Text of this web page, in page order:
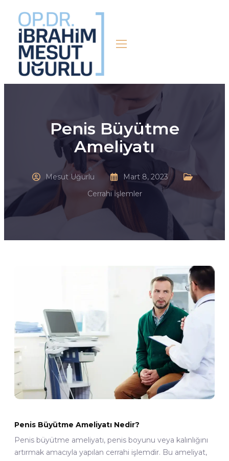
Penis Büyütme
Ameliyatı
Mesut Uğurlu
Mart 8, 2023
Cerrahi İşlemler
Penis Büyütme Ameliyatı Nedir?
Penis büyütme ameliyatı, penis boyunu veya kalınlığını
artırmak amacıyla yapılan cerrahi işlemdir. Bu ameliyat,